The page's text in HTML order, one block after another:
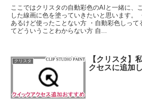
ここではクリスタの自動彩色のAIと一緒に、
した線画に色を塗っていきたいと思います。
あるけど使ったことない方 ・自動彩色しって
てどういうことわからない方 自...
クリスタ
【クリスタ】
クセスに追加